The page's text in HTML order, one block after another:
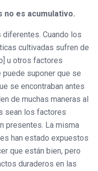
no es acumulativo.
Cuando los
cultivadas sufren de
u otros factores
suponer que se
se encontraban antes
de muchas maneras al
sean los factores
presentes. La misma
han estado expuestos
que están bien, pero
duraderos en las